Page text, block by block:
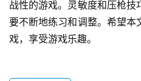
战性的游戏。灵敏度和压枪
要不断地练习和调整。希望
戏，享受游戏乐趣。